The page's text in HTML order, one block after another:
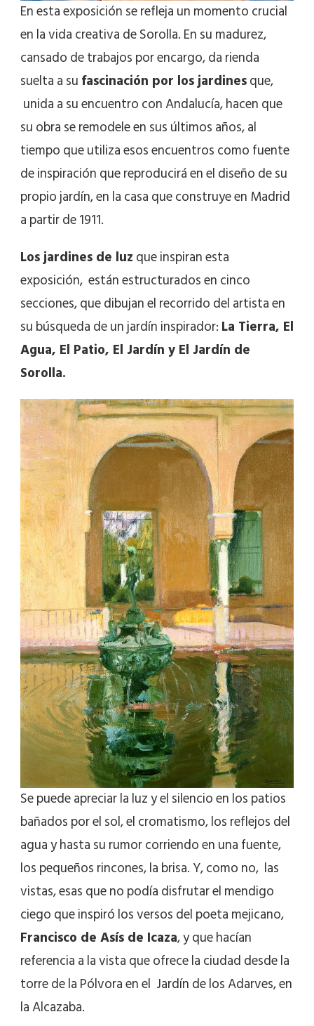
En esta exposición se refleja un momento crucial
en la vida creativa de Sorolla. En su madurez,
cansado de trabajos por encargo, da rienda
suelta a sufascinación por los jardinesque,
unida a su encuentro con Andalucía, hacen que
su obra se remodele en sus últimos años, al
tiempo que utiliza esos encuentros como fuente
de inspiración que reproducirá en el diseño de su
propio jardín, en la casa que construye en Madrid
a partir de 1911.
Los jardines de luzque inspiran esta
exposición, están estructurados en cinco
secciones, que dibujan el recorrido del artista en
su búsqueda de un jardín inspirador:La Tierra, El
Agua, El Patio, El Jardín y El Jardín de
Sorolla.
Se puede apreciar la luz y el silencio en los patios
bañados por el sol, el cromatismo, los reflejos del
agua y hasta su rumor corriendo en una fuente,
los pequeños rincones, la brisa. Y, como no, las
vistas, esas que no podía disfrutar el mendigo
ciego que inspiró los versos del poeta mejicano,
Francisco de Asís de Icaza, y que hacían
referencia a la vista que ofrece la ciudad desde la
torre de la Pólvora en el Jardín de los Adarves, en
la Alcazaba.